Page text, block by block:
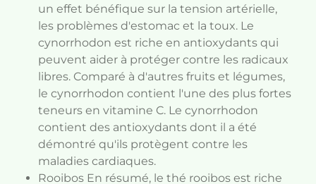
un effet bénéfique sur la tension artérielle,
les problèmes d'estomac et la toux. Le
cynorrhodon est riche en antioxydants qui
peuvent aider à protéger contre les radicaux
libres. Comparé à d'autres fruits et légumes,
le cynorrhodon contient l'une des plus fortes
teneurs en vitamine C. Le cynorrhodon
contient des antioxydants dont il a été
démontré qu'ils protègent contre les
maladies cardiaques.
Rooibos En résumé, le thé rooibos est riche